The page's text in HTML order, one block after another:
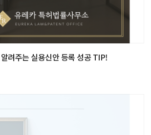
려주는 실용신안 등록 성공 TIP!